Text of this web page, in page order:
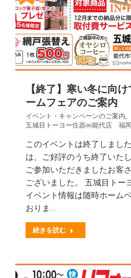
【終了】寒い冬に向
ームフェアのご案内
イベント・キャンペーンのご案内,
五城目トーヨー住器㈱能代店 福岡
このイベントは終了しまし
は、ご好評のうち終了いた
ご参加いただきましたお客
ございました。 五城目トー
イベント情報は随時ホーム
おりま…
続きを読む